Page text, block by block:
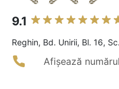
9.1
Reghin, Bd. Unirii, Bl. 16,
Afișează